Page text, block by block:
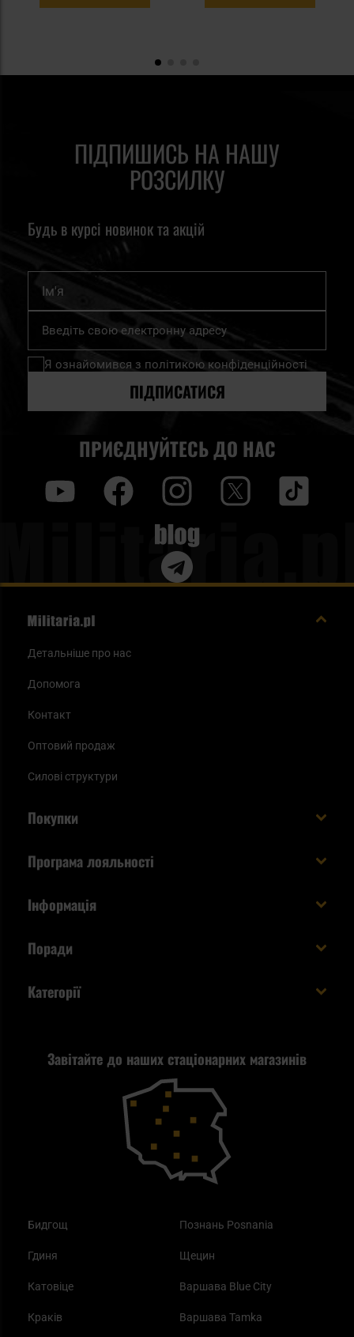
ПІДПИШИСЬ НА НАШУ
РОЗСИЛКУ
Будь в курсі новинок та акцій
Підпишіться
нашу
розсилку
Я ознайомився з політикою конфіденційності
ПІДПИСАТИСЯ
ПРИЄДНУЙТЕСЬ ДО НАС
Blog
Детальніше про нас
Допомога
Контакт
Оптовий продаж
Силові структури
Покупки
Способи оплати
Статус замовлення
Tax Free
Програма лояльності
Увійдіть в систему
Завітайте до наших стаціонарних магазинів
Бидгощ
Гдиня
Катовіце
Краків
Познань Posnania
Щецин
Варшава Blue City
Варшава Tamka
Інформація
Політика конфіденційності
Повернення товару
Поради
спакувати?
Blackout - що це таке?
Як працює маска від смогу?
Найкращі спальні мішки на осінь
Категорії
Самозахист